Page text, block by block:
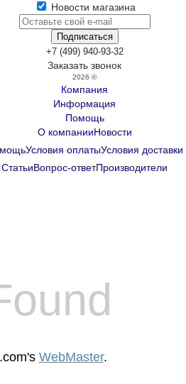
Новости магазина
+7 (499) 940-93-32
Заказать звонок
2026 ©
Компания
Информация
Помощь
О компанииНовости
Условия оплатыУсловия доставки
СтатьиВопрос-ответПроизводители
WebMaster.